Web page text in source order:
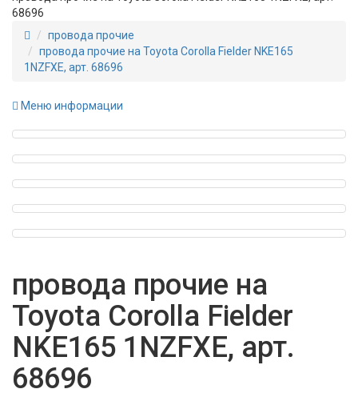
68696
провода прочие
провода прочие на Toyota Corolla Fielder NKE165
1NZFXE, арт. 68696
Меню информации
провода прочие на
Toyota Corolla Fielder
NKE165 1NZFXE, арт.
68696